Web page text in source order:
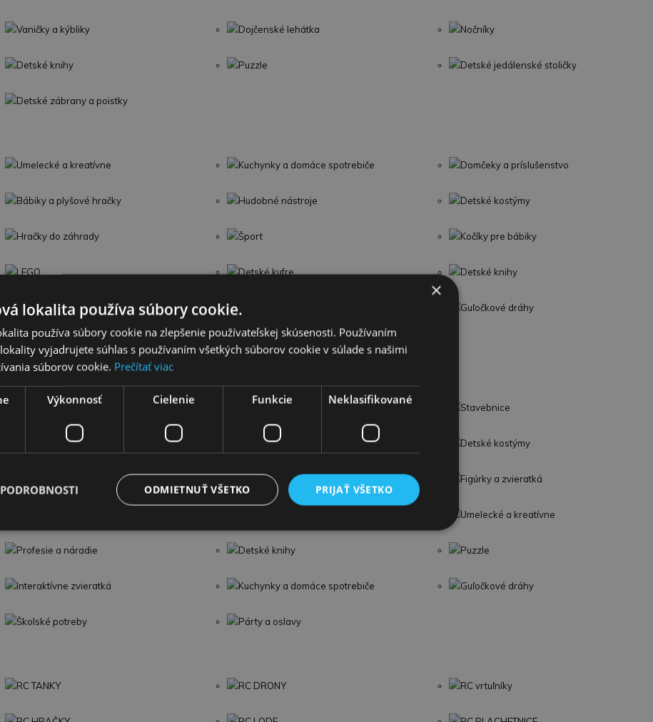
Vaničky a kýbliky Dojčenské lehátka Nočníky
Detské knihy Puzzle Detské jedálenské stoličky
Detské zábrany a poistky
Umelecké a kreatívne Kuchynky a domáce spotrebiče Domčeky a príslušenstvo
Bábiky a plyšové hračky Hudobné nástroje Detské kostýmy
Hračky do záhrady Šport Kočíky pre bábiky
LEGO Detské kufre Detské knihy
Omaľovánky Guľočkové dráhy
Školské potreby Párty a oslavy
Modely áut Traktory a Stavebné stroje Stavebnice
Hudobné nástroje Spoločenské hry a hlavolamy Detské kostýmy
Šport Figúrky a zvieratká
Umelecké a kreatívne
Profesie a náradie Detské knihy Puzzle
Interaktívne zvieratká Kuchynky a domáce spotrebiče Guľočkové dráhy
Školské potreby Párty a oslavy
RC TANKY RC DRONY RC vrtuľníky
×
lokalita používa súbory cookie.
používa súbory cookie na zlepšenie používateľskej skúsenosti. Používaním
vyjadrujete súhlas s používaním všetkých súborov cookie v súlade s našimi
súborov cookie. Prečítať viac
Výkonnosť Cielenie Funkcie Neklasifikované
PRIJAŤ VŠETKO
ODMIETNUŤ VŠETKO